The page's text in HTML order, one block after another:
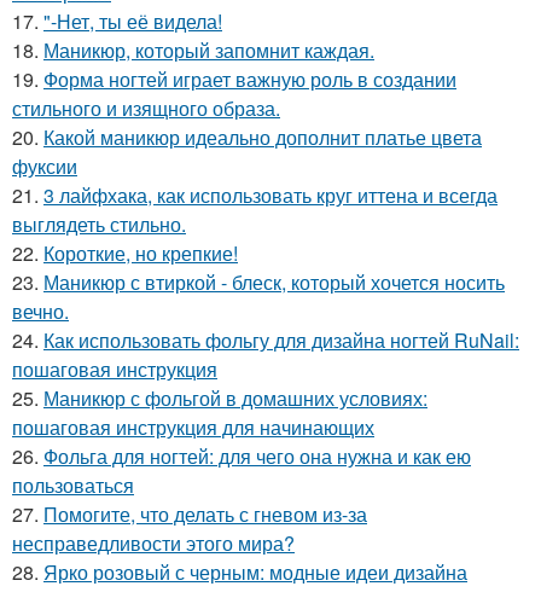
17. "-Нет, ты её видела!
18. Маникюр, который запомнит каждая.
19. Форма ногтей играет важную роль в создании
стильного и изящного образа.
20. Какой маникюр идеально дополнит платье цвета
фуксии
21. 3 лайфхака, как использовать круг иттена и всегда
выглядеть стильно.
22. Короткие, но крепкие!
23. Маникюр с втиркой - блеск, который хочется носить
вечно.
24. Как использовать фольгу для дизайна ногтей RuNail:
пошаговая инструкция
25. Маникюр с фольгой в домашних условиях:
пошаговая инструкция для начинающих
26. Фольга для ногтей: для чего она нужна и как ею
пользоваться
27. Помогите, что делать с гневом из-за
несправедливости этого мира?
28. Ярко розовый с черным: модные идеи дизайна